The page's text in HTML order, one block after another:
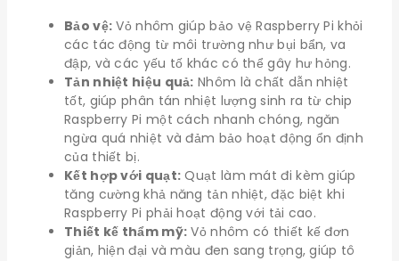
Bảo vệ: Vỏ nhôm giúp bảo vệ Raspberry Pi khỏi
các tác động từ môi trường như bụi bẩn, va
đập, và các yếu tố khác có thể gây hư hỏng.
Tản nhiệt hiệu quả: Nhôm là chất dẫn nhiệt
tốt, giúp phân tán nhiệt lượng sinh ra từ chip
Raspberry Pi một cách nhanh chóng, ngăn
ngừa quá nhiệt và đảm bảo hoạt động ổn định
của thiết bị.
Kết hợp với quạt: Quạt làm mát đi kèm giúp
tăng cường khả năng tản nhiệt, đặc biệt khi
Raspberry Pi phải hoạt động với tải cao.
Thiết kế thẩm mỹ: Vỏ nhôm có thiết kế đơn
giản, hiện đại và màu đen sang trọng, giúp tô